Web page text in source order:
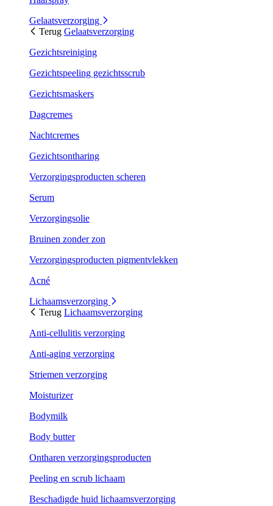
Gelaatsverzorging
Terug Gelaatsverzorging
Gezichtsreiniging
Gezichtspeeling gezichtsscrub
Gezichtsmaskers
Dagcremes
Nachtcremes
Gezichtsontharing
Verzorgingsproducten scheren
Serum
Verzorgingsolie
Bruinen zonder zon
Verzorgingsproducten pigmentvlekken
Acné
Lichaamsverzorging
Terug Lichaamsverzorging
Anti-cellulitis verzorging
Anti-aging verzorging
Striemen verzorging
Moisturizer
Bodymilk
Body butter
Ontharen verzorgingsproducten
Peeling en scrub lichaam
Beschadigde huid lichaamsverzorging